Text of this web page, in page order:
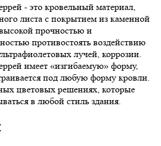
- это кровельный материал,
листа с покрытием из каменной
прочностью и
противостоять воздействию
лучей, коррозии.
имеет «изгибаемую» форму,
под любую форму кровли.
цветовых решениях, которые
в любой стиль здания.